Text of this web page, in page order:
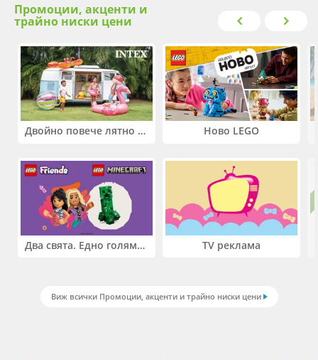
Промоции, акценти и
трайно ниски цени
Двойно повече лятно забавление! Купи 2 продукта INTEX и вземи -33%
Два свята. Едно голямо приключение. Купи 2 продукта LEGO® Friends и/или LEGO® Minecraft и вземи -27%
Ново LEGO
TV реклама
Виж всички Промоции, акценти и трайно ниски цени